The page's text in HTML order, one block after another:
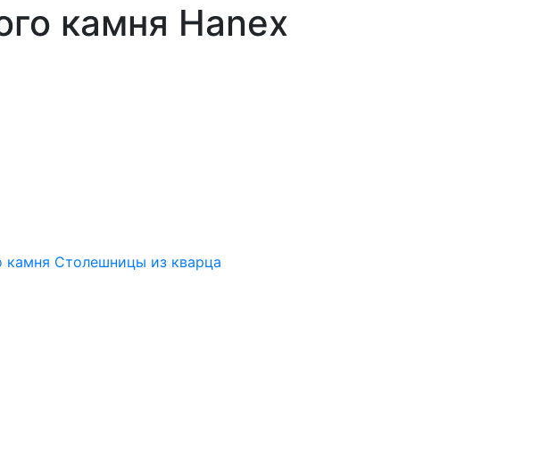
камня Hanex
камня Столешницы из кварца